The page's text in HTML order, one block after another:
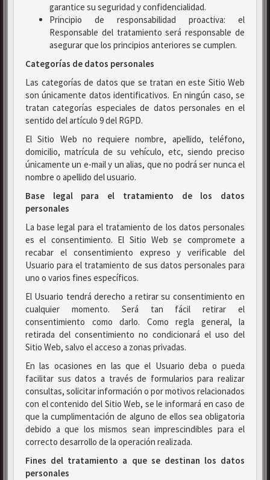
garantice su seguridad y confidencialidad.
Principio de responsabilidad proactiva: el
Responsable del tratamiento será responsable de
asegurar que los principios anteriores se cumplen.
Categorías de datos personales
Las categorías de datos que se tratan en este Sitio Web
son únicamente datos identificativos. En ningún caso, se
tratan categorías especiales de datos personales en el
sentido del artículo 9 del RGPD.
El Sitio Web no requiere nombre, apellido, teléfono,
domicilio, matrícula de su vehículo, etc, siendo preciso
únicamente un e-mail y un alias, que no podrá ser nunca el
nombre o apellido del usuario.
Base legal para el tratamiento de los datos
personales
La base legal para el tratamiento de los datos personales
es el consentimiento. El Sitio Web se compromete a
recabar el consentimiento expreso y verificable del
Usuario para el tratamiento de sus datos personales para
uno o varios fines específicos.
El Usuario tendrá derecho a retirar su consentimiento en
cualquier momento. Será tan fácil retirar el
consentimiento como darlo. Como regla general, la
retirada del consentimiento no condicionará el uso del
Sitio Web, salvo el acceso a zonas privadas.
En las ocasiones en las que el Usuario deba o pueda
facilitar sus datos a través de formularios para realizar
consultas, solicitar información o por motivos relacionados
con el contenido del Sitio Web, se le informará en caso de
que la cumplimentación de alguno de ellos sea obligatoria
debido a que los mismos sean imprescindibles para el
correcto desarrollo de la operación realizada.
Fines del tratamiento a que se destinan los datos
personales